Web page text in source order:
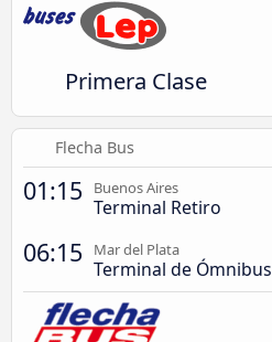
Primera Clase
Flecha Bus
01:15 Buenos Aires
Terminal Retiro
06:15 Mar del Plata
Terminal de Ómnibus